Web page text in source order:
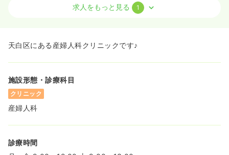
正・准看護師
時間 8:30～17:30
土日休み
担当業務未経験可
求人をもっと見る 1
天白区にある産婦人科クリニックです♪
施設形態・診療科目
クリニック
産婦人科
診療時間